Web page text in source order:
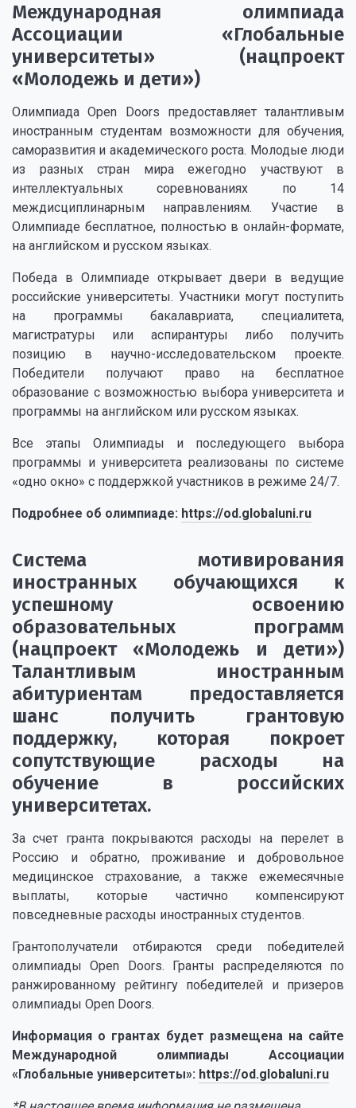
Международная олимпиада
Ассоциации «Глобальные
университеты» (нацпроект
«Молодежь и дети»)
Олимпиада Open Doors предоставляет талантливым
иностранным студентам возможности для обучения,
саморазвития и академического роста. Молодые люди
из разных стран мира ежегодно участвуют в
интеллектуальных соревнованиях по 14
междисциплинарным направлениям. Участие в
Олимпиаде бесплатное, полностью в онлайн-формате,
на английском и русском языках.
Победа в Олимпиаде открывает двери в ведущие
российские университеты. Участники могут поступить
на программы бакалавриата, специалитета,
магистратуры или аспирантуры либо получить
позицию в научно-исследовательском проекте.
Победители получают право на бесплатное
образование с возможностью выбора университета и
программы на английском или русском языках.
Все этапы Олимпиады и последующего выбора
программы и университета реализованы по системе
«одно окно» с поддержкой участников в режиме 24/7.
Подробнее об олимпиаде: https://od.globaluni.ru
Система мотивирования
иностранных обучающихся к
успешному освоению
образовательных программ
(нацпроект «Молодежь и дети»)
Талантливым иностранным
абитуриентам предоставляется
шанс получить грантовую
поддержку, которая покроет
сопутствующие расходы на
обучение в российских
университетах.
За счет гранта покрываются расходы на перелет в
Россию и обратно, проживание и добровольное
медицинское страхование, а также ежемесячные
выплаты, которые частично компенсируют
повседневные расходы иностранных студентов.
Грантополучатели отбираются среди победителей
олимпиады Open Doors. Гранты распределяются по
ранжированному рейтингу победителей и призеров
олимпиады Open Doors.
Информация о грантах будет размещена на сайте
Международной олимпиады Ассоциации
«Глобальные университеты»: https://od.globaluni.ru